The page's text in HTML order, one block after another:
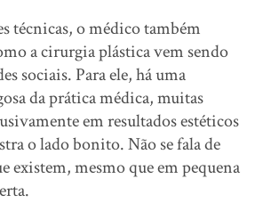
técnicas, o médico também
a cirurgia plástica vem sendo
sociais. Para ele, há uma
da prática médica, muitas
em resultados estéticos
o lado bonito. Não se fala de
existem, mesmo que em pequena